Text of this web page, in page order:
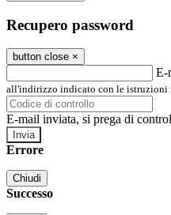
Recupero password
button close ×
E-
all'indirizzo indicato con le istruzioni
E-mail inviata, si prega di
Errore
Chiudi
Successo